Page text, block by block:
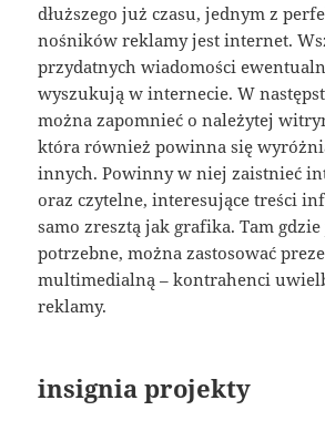
dłuższego już czasu, jednym z
nośników reklamy jest internet.
przydatnych wiadomości
wyszukują w internecie. W
można zapomnieć o należytej
która również powinna się
innych. Powinny w niej zaistnieć
oraz czytelne, interesujące treści
samo zresztą jak grafika. Tam gdzie
potrzebne, można zastosować
multimedialną – kontrahenci
reklamy.
insignia projekty